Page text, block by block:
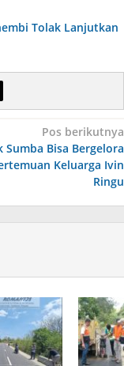
Tolak Lanjutkan
Pos berikutnya
Sumba Bisa Bergelora
Keluarga Ivin
Ringu